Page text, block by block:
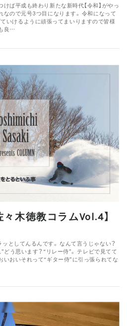
ば平成も終わり新たな新時代【令和】がやっ
なので元号3つ目になります。 令和になって
いけるように頑張ってまいりますので皆様
良…
木徳教コラムVol.4】
としてんるんです。 なんて言うじゃない？
う思います？“リレー侍”。 テレビで見てて
いおいそれって“ギター侍”に引っ張られてな